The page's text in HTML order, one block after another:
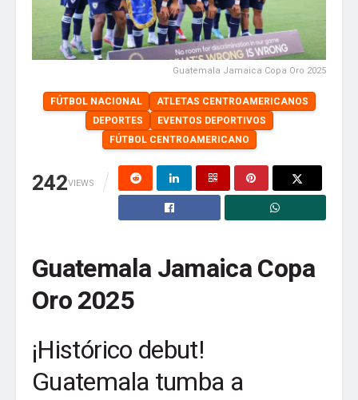
Guatemala Jamaica Copa Oro 2025
FÚTBOL NACIONAL
ATLETAS CENTROAMERICANOS
DEPORTES
EVENTOS DEPORTIVOS
FÚTBOL CENTROAMERICANO
242VIEWS
Guatemala Jamaica Copa
Oro 2025
¡Histórico debut!
Guatemala tumba a